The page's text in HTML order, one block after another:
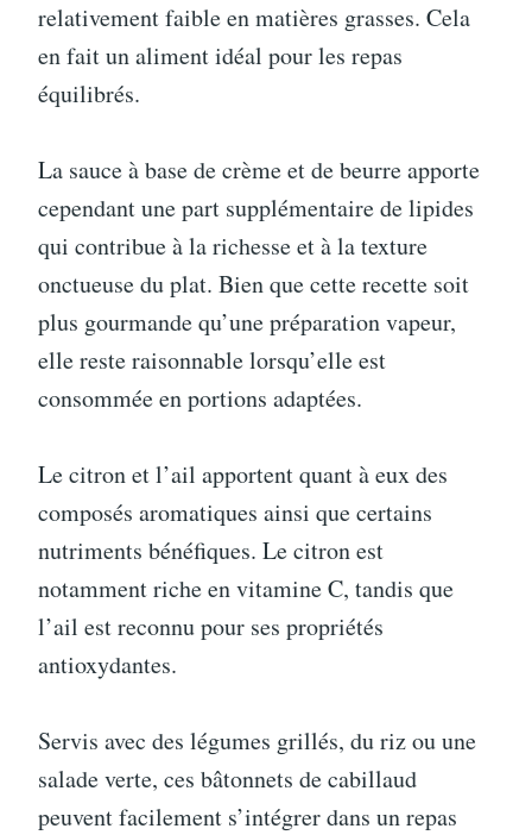
relativement faible en matières grasses. Cela
en fait un aliment idéal pour les repas
équilibrés.
La sauce à base de crème et de beurre apporte
cependant une part supplémentaire de lipides
qui contribue à la richesse et à la texture
onctueuse du plat. Bien que cette recette soit
plus gourmande qu’une préparation vapeur,
elle reste raisonnable lorsqu’elle est
consommée en portions adaptées.
Le citron et l’ail apportent quant à eux des
composés aromatiques ainsi que certains
nutriments bénéfiques. Le citron est
notamment riche en vitamine C, tandis que
l’ail est reconnu pour ses propriétés
antioxydantes.
Servis avec des légumes grillés, du riz ou une
salade verte, ces bâtonnets de cabillaud
peuvent facilement s’intégrer dans un repas